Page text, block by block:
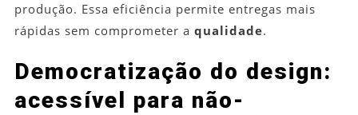
produção. Essa eficiência permite entregas mais
rápidas sem comprometer a qualidade.
Democratização do design:
acessível para não-